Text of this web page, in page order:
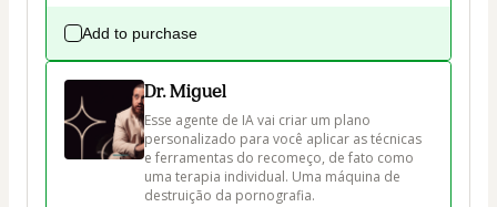
Add to purchase
Dr. Miguel
Esse agente de IA vai criar um plano
personalizado para você aplicar as técnicas
e ferramentas do recomeço, de fato como
uma terapia individual. Uma máquina de
destruição da pornografia.